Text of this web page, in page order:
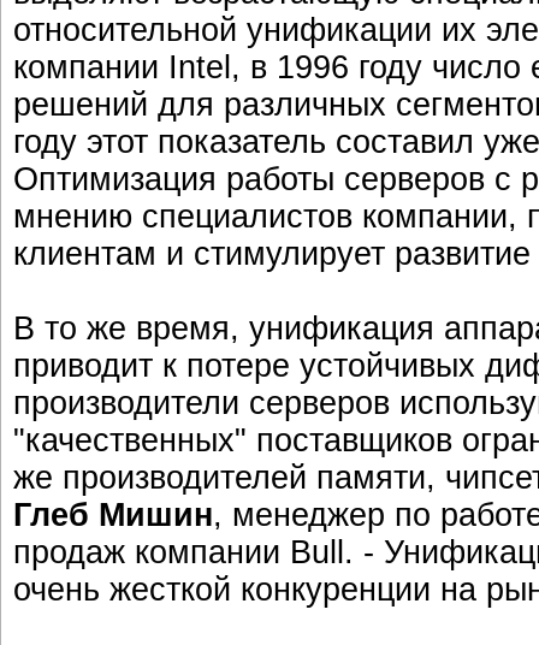
относительной унификации их
компании Intel, в 1996 году
решений для различных
году этот показатель составил
Оптимизация работы серверов с
мнению специалистов компании,
клиентам и стимулирует
В то же время, унификация
приводит к потере устойчивых
производители серверов
"качественных" поставщиков
же производителей памяти,
Глеб Мишин, менеджер по
продаж компании Bull. -
очень жесткой конкуренции на